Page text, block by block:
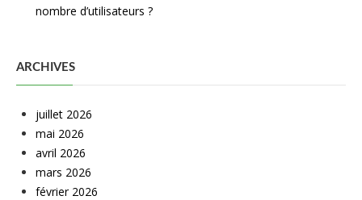
nombre d’utilisateurs ?
ARCHIVES
juillet 2026
mai 2026
avril 2026
mars 2026
février 2026